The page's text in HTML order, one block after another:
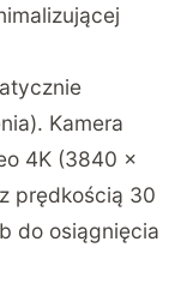
Kamera
4K (3840 x
prędkością 30
do osiągnięcia